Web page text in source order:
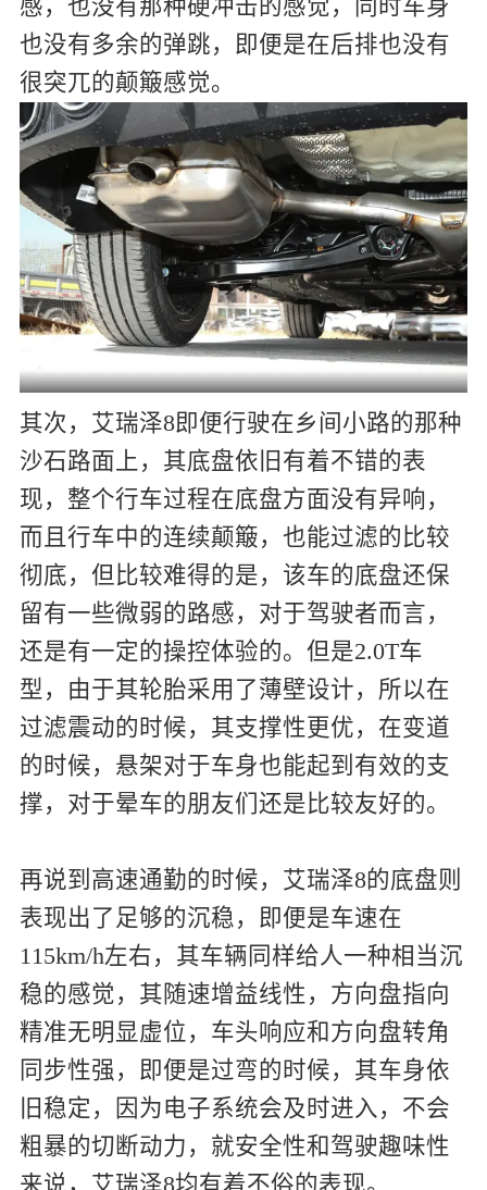
感，也没有那种硬冲击的感觉，同时车身
也没有多余的弹跳，即便是在后排也没有
很突兀的颠簸感觉。
其次，艾瑞泽8即便行驶在乡间小路的那种
沙石路面上，其底盘依旧有着不错的表
现，整个行车过程在底盘方面没有异响，
而且行车中的连续颠簸，也能过滤的比较
彻底，但比较难得的是，该车的底盘还保
留有一些微弱的路感，对于驾驶者而言，
还是有一定的操控体验的。但是2.0T车
型，由于其轮胎采用了薄壁设计，所以在
过滤震动的时候，其支撑性更优，在变道
的时候，悬架对于车身也能起到有效的支
撑，对于晕车的朋友们还是比较友好的。
再说到高速通勤的时候，艾瑞泽8的底盘则
表现出了足够的沉稳，即便是车速在
115km/h左右，其车辆同样给人一种相当沉
稳的感觉，其随速增益线性，方向盘指向
精准无明显虚位，车头响应和方向盘转角
同步性强，即便是过弯的时候，其车身依
旧稳定，因为电子系统会及时进入，不会
粗暴的切断动力，就安全性和驾驶趣味性
来说，艾瑞泽8均有着不俗的表现。